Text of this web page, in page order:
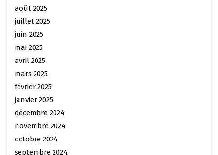
août 2025
juillet 2025
juin 2025
mai 2025
avril 2025
mars 2025
février 2025
janvier 2025
décembre 2024
novembre 2024
octobre 2024
septembre 2024